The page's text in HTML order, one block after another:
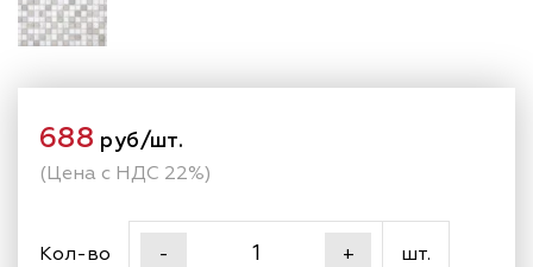
688 руб/шт.
(Цена с НДС 22%)
Кол-во - + шт.